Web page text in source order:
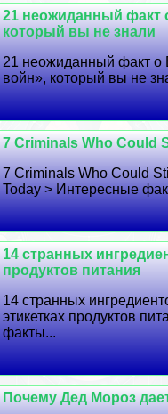
21 неожиданный факт
который вы не знали
21 неожиданный факт о
войн», который вы не
7 Criminals Who Could
7 Criminals Who Could
Today > Интересные
14 странных
продуктов питания
14 странных
этикетках продуктов
факты...
Почему Дед Мороз